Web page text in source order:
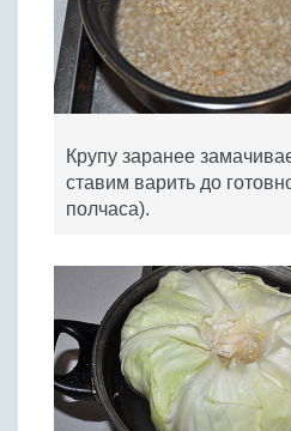
Крупу заранее
ставим варить до
полчаса).